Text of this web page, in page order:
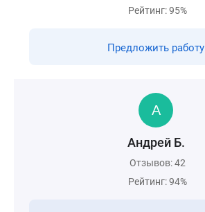
Рейтинг: 95%
Предложить работу
Андрей Б.
Отзывов: 42
Рейтинг: 94%